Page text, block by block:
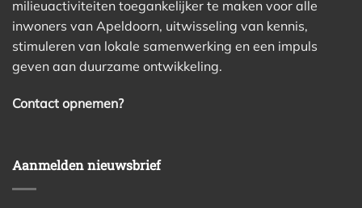
milieuactiviteiten toegankelijker te maken voor alle
inwoners van Apeldoorn, uitwisseling van kennis,
stimuleren van lokale samenwerking en een impuls
geven aan duurzame ontwikkeling.
Contact opnemen?
Aanmelden nieuwsbrief